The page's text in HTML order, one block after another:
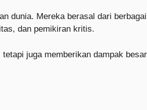
dunia. Mereka berasal dari
dan pemikiran kritis.
juga memberikan dampak